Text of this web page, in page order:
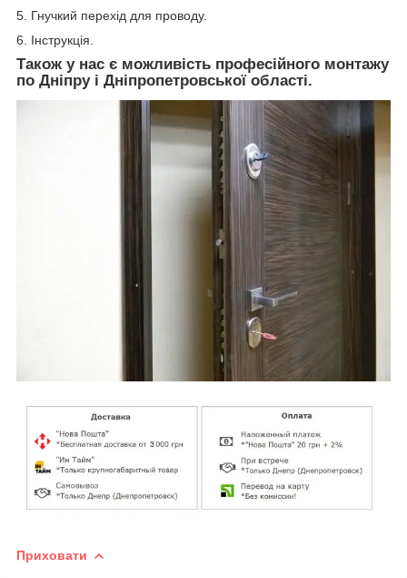
5. Гнучкий перехід для проводу.
6. Інструкція.
Також у нас є можливість професійного монтажу
по Дніпру і Дніпропетровської області.
Приховати